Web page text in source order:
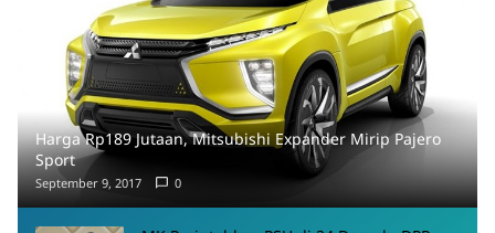
Harga Rp189 Jutaan, Mitsubishi Expander Mirip Pajero
Sport
September 9, 2017 0